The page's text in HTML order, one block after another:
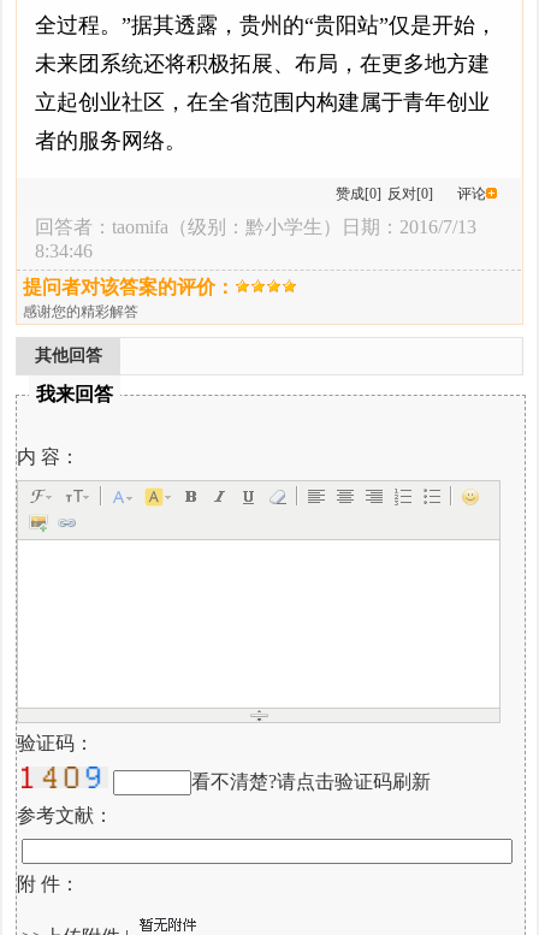
全过程。”据其透露，贵州的“贵阳站”仅是开始，
未来团系统还将积极拓展、布局，在更多地方建
立起创业社区，在全省范围内构建属于青年创业
者的服务网络。
赞成[0] 反对[0] 评论
回答者：taomifa （级别：黔小学生）日期：2016/7/13
8:34:46
提问者对该答案的评价：
感谢您的精彩解答
其他回答
我来回答
内 容：
验证码：
看不清楚?请点击验证码刷新
参考文献：
附 件：